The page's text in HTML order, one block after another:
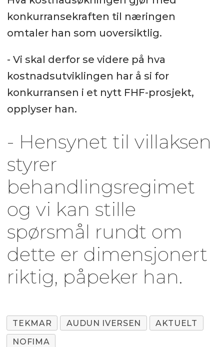
konkurransekraften til næringen
omtaler han som uoversiktlig.
- Vi skal derfor se videre på hva
kostnadsutviklingen har å si for
konkurransen i et nytt FHF-prosjekt,
opplyser han.
- Hensynet til villaksen
styrer
behandlingsregimet
og vi kan stille
spørsmål rundt om
dette er dimensjonert
riktig, påpeker han.
TEKMAR AUDUN IVERSEN
AKTUELT
NOFIMA